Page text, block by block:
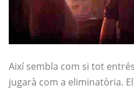
Així sembla com si tot entrés
jugarà com a eliminatòria.